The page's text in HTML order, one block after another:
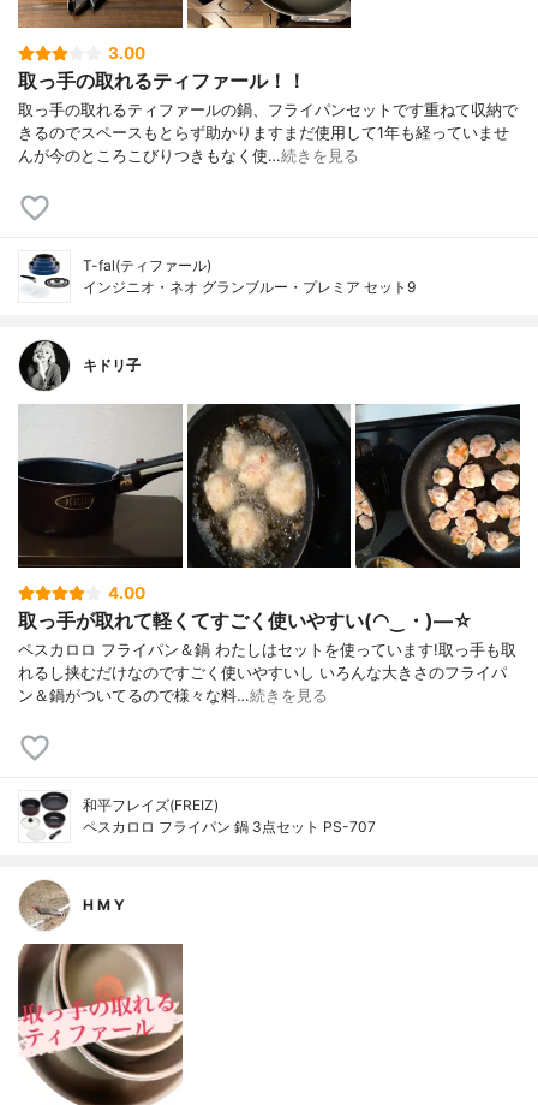
3.00
取っ手の取れるティファール！！
取っ手の取れるティファールの鍋、フライパンセットです重ねて収納で
きるのでスペースもとらず助かりますまだ使用して1年も経っていませ
んが今のところこびりつきもなく使…続きを見る
T-fal(ティファール)
インジニオ・ネオ グランブルー・プレミア セット9
キドリ子
4.00
取っ手が取れて軽くてすごく使いやすい(◠‿・)—☆
ペスカロロ フライパン＆鍋 わたしはセットを使っています!取っ手も取
れるし挟むだけなのですごく使いやすいし いろんな大きさのフライパ
ン＆鍋がついてるので様々な料…続きを見る
和平フレイズ(FREIZ)
ペスカロロ フライパン 鍋 3点セット PS-707
H M Y